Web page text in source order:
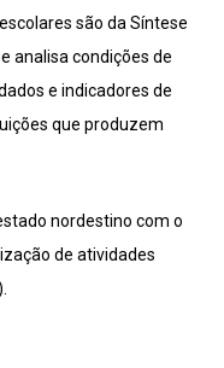
são da Síntese
analisa condições de
e indicadores de
que produzem
nordestino com o
de atividades